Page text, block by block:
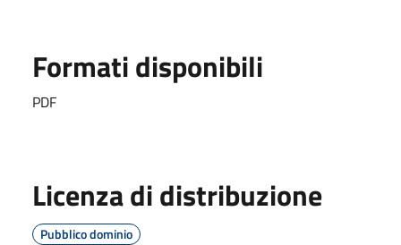
Formati disponibili
PDF
Licenza di distribuzione
Pubblico dominio